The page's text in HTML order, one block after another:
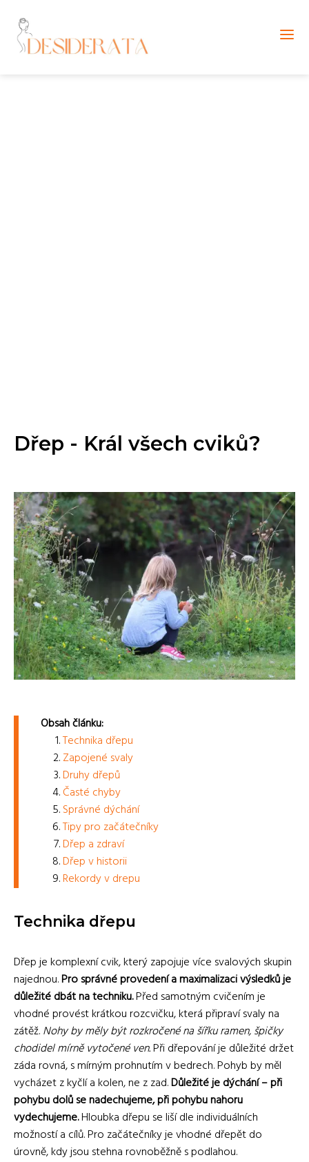
Dřep - Král všech cviků?
Obsah článku:
Technika dřepu
Zapojené svaly
Druhy dřepů
Časté chyby
Správné dýchání
Tipy pro začátečníky
Dřep a zdraví
Dřep v historii
Rekordy v drepu
Technika dřepu
Dřep je komplexní cvik, který zapojuje více svalových skupin
najednou.Pro správné provedení a maximalizaci výsledků je
důležité dbát na techniku.Před samotným cvičením je
vhodné provést krátkou rozcvičku, která připraví svaly na
zátěž.Nohy by měly být rozkročené na šířku ramen, špičky
chodidel mírně vytočené ven.Při dřepování je důležité držet
záda rovná, s mírným prohnutím v bedrech. Pohyb by měl
vycházet z kyčlí a kolen, ne z zad.Důležité je dýchání – při
pohybu dolů se nadechujeme, při pohybu nahoru
vydechujeme.Hloubka dřepu se liší dle individuálních
možností a cílů. Pro začátečníky je vhodné dřepět do
úrovně, kdy jsou stehna rovnoběžně s podlahou.